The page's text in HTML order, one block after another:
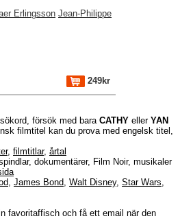
Erlingsson Jean-Philippe
249kr
försök med bara CATHY eller YAN
filmtitel kan du prova med engelsk titel,
, filmtitlar, årtal
dokumentärer, Film Noir, musikaler
, James Bond, Walt Disney, Star Wars,
favoritaffisch och få ett email när den